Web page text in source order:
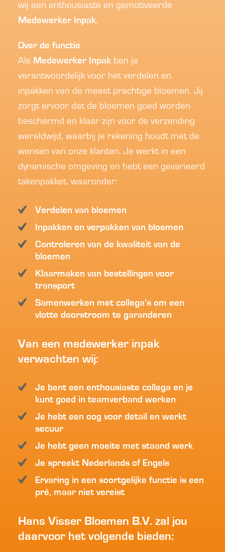
wij een enthousiaste en gemotiveerde
Medewerker Inpak.
Over de functie
Als Medewerker Inpakben je
verantwoordelijk voor het verdelen en
inpakken van de meest prachtige bloemen. Jij
zorgt ervoor dat de bloemen goed worden
beschermd en klaar zijn voor de verzending
wereldwijd, waarbij je rekening houdt met de
wensen van onze klanten. Je werkt in een
dynamische omgeving en hebt een gevarieerd
takenpakket, waaronder:
Verdelen van bloemen
Inpakken en verpakken van bloemen
Controleren van de kwaliteit van de
bloemen
Klaarmaken van bestellingen voor
transport
Samenwerken met collega’s om een
vlotte doorstroom te garanderen
Van een medewerker inpak
verwachten wij:
Je bent een enthousiaste collega en je
kunt goed in teamverband werken
Je hebt een oog voor detail en werkt
secuur
Je hebt geen moeite met staand werk
Je spreekt Nederlands of Engels
Ervaring in een soortgelijke functie is een
pré, maar niet vereist
Hans Visser Bloemen B.V. zal jou
daarvoor het volgende bieden: